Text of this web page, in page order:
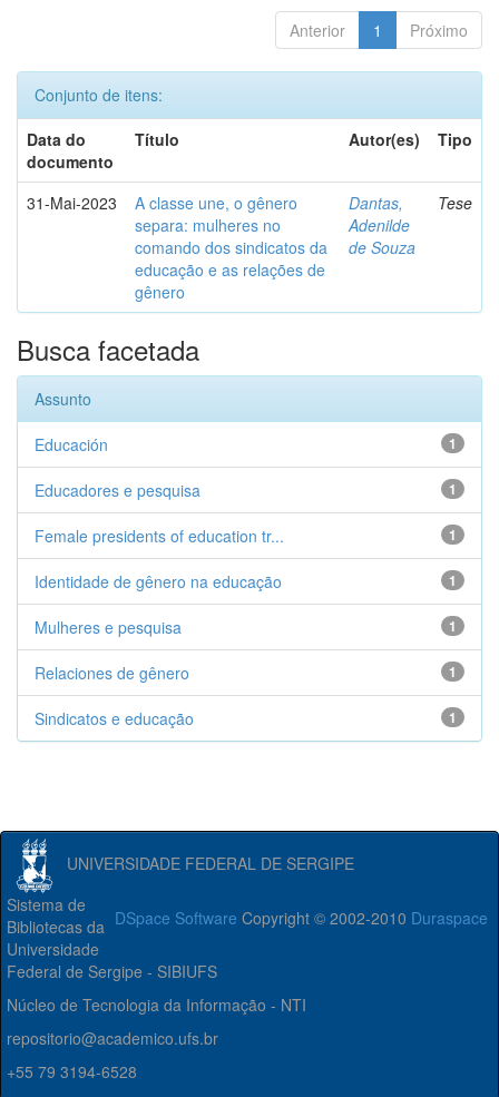
Anterior 1 Próximo
Conjunto de itens:
Data do
documento
Título Autor(es) Tipo
31-Mai-2023
A classe une, o gênero
separa: mulheres no
comando dos sindicatos da
educação e as relações de
gênero
Dantas,
Adenilde
de Souza
Tese
Busca facetada
Assunto
1
Educación
1
Educadores e pesquisa
1
Female presidents of education tr...
1
Identidade de gênero na educação
1
Mulheres e pesquisa
1
Relaciones de gênero
1
Sindicatos e educação
UNIVERSIDADE FEDERAL DE SERGIPE
DSpace Software Copyright © 2002-2010 Duraspace
Sistema de
Bibliotecas da
Universidade
Federal de Sergipe - SIBIUFS
Núcleo de Tecnologia da Informação - NTI
repositorio@academico.ufs.br
+55 79 3194-6528